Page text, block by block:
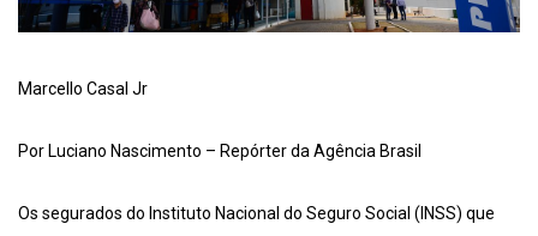
Marcello Casal Jr
Por Luciano Nascimento – Repórter da Agência Brasil
Os segurados do Instituto Nacional do Seguro Social (INSS) que